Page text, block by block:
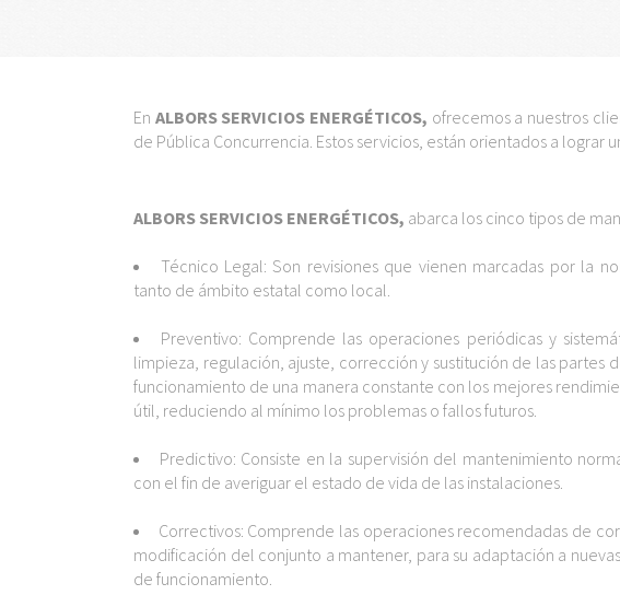
En ALBORS SERVICIOS ENERGÉTICOS, ofrecemos a nuestros
de Pública Concurrencia. Estos servicios, están orientados a lograr
ALBORS SERVICIOS ENERGÉTICOS, abarca los cinco tipos de
Técnico Legal: Son revisiones que vienen marcadas por la
tanto de ámbito estatal como local.
Preventivo: Comprende las operaciones periódicas y
limpieza, regulación, ajuste, corrección y sustitución de las partes
funcionamiento de una manera constante con los mejores
útil, reduciendo al mínimo los problemas o fallos futuros.
Predictivo: Consiste en la supervisión del mantenimiento
con el fin de averiguar el estado de vida de las instalaciones.
Correctivos: Comprende las operaciones recomendadas de
modificación del conjunto a mantener, para su adaptación a
de funcionamiento.